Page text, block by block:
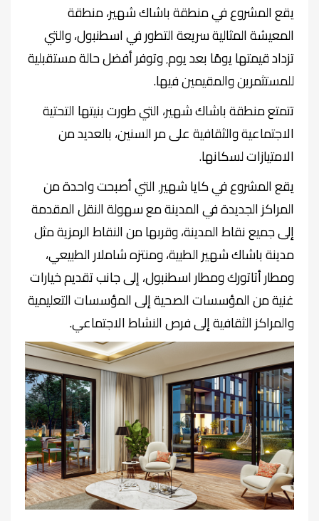
يقع المشروع في منطقة باشاك شهير، منطقة
المعيشة المثالية سريعة التطور في اسطنبول، والتي
تزداد قيمتها يومًا بعد يوم٬ وتوفر أفضل حالة مستقبلية
للمستثمرين والمقيمين فيها.
تتمتع منطقة باشاك شهير، التي طورت بنيتها التحتية
الاجتماعية والثقافية على مر السنين، بالعديد من
الامتيازات لسكانها.
يقع المشروع في كايا شهير٬ التي أصبحت واحدة من
المراكز الجديدة في المدينة مع سهولة النقل المقدمة
إلى جميع نقاط المدينة، وقربها من النقاط الرمزية مثل
مدينة باشاك شهير الطبية، ومنتزه شاملار الطبيعي،
ومطار أتاتورك ومطار اسطنبول، إلى جانب تقديم خيارات
غنية من المؤسسات الصحية إلى المؤسسات التعليمية
والمراكز الثقافية إلى فرص النشاط الاجتماعي.